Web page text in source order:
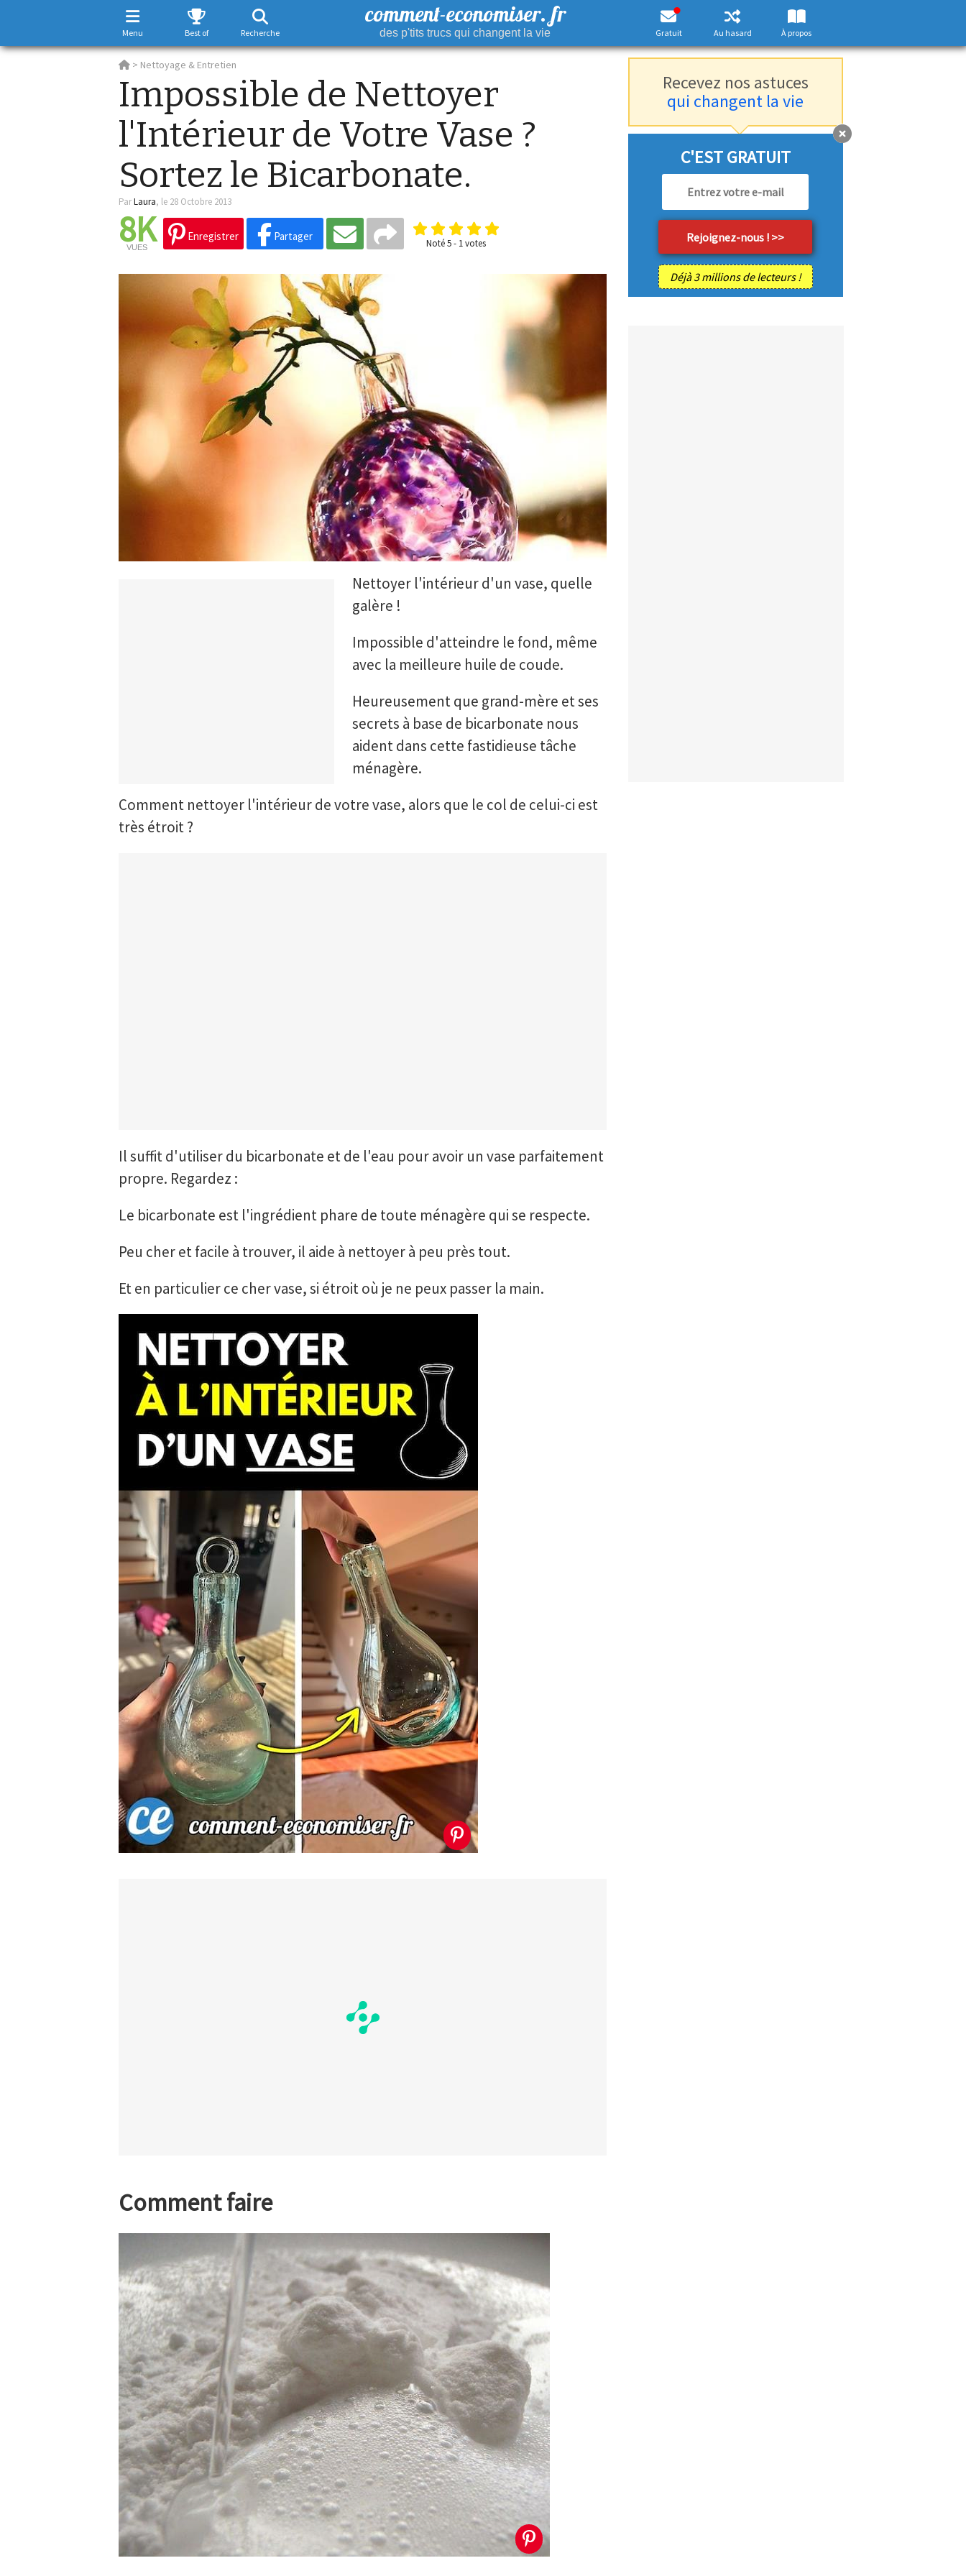
Menu Best of Recherche
comment-economiser. fr
des p'tits trucs qui changent la vie Gratuit Au hasard À propos
> Nettoyage & Entretien
Impossible de Nettoyer
l'Intérieur de Votre Vase ?
Sortez le Bicarbonate.
ParLaura, le 28 Octobre 2013
8K
VUES
Enregistrer Partager
Noté5- 1 votes
Nettoyer l'intérieur d'un vase, quelle
galère !
Impossible d'atteindre le fond, même
avec la meilleure huile de coude.
Heureusement que grand-mère et ses
secrets à base de bicarbonate nous
aident dans cette fastidieuse tâche
ménagère.
Comment nettoyer l'intérieur de votre vase, alors que le col de celui-ci est
très étroit ?
Il suffit d'utiliser du bicarbonate et de l'eau pour avoir un vase parfaitement
propre. Regardez :
Le bicarbonate est l'ingrédient phare de toute ménagère qui se respecte.
Peu cher et facile à trouver, il aide à nettoyer à peu près tout.
Et en particulier ce cher vase, si étroit où je ne peux passer la main.
Comment faire
Recevez nos astuces
qui changent la vie
C'EST GRATUIT
Déjà 3 millions de lecteurs !